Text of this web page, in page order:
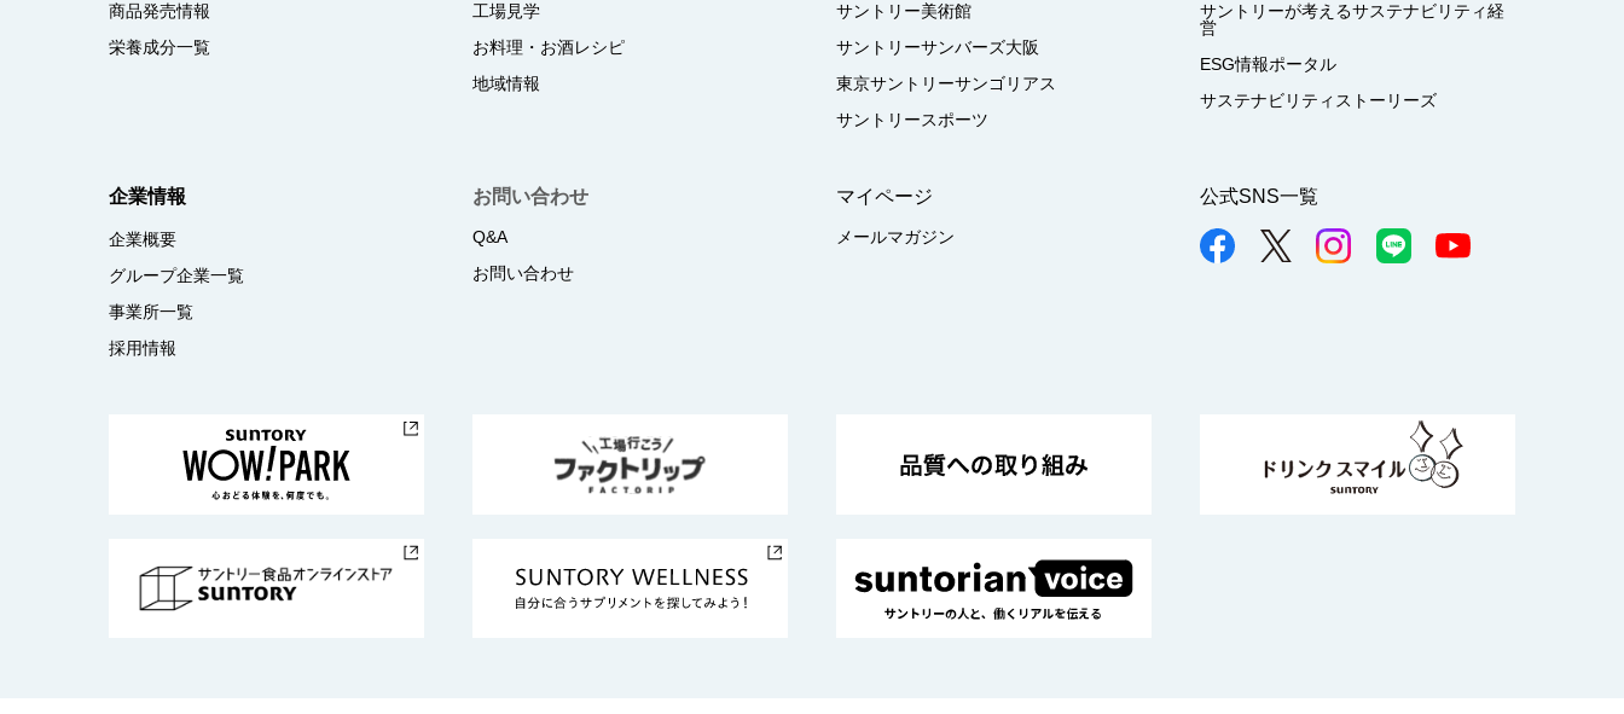
商品発売情報
栄養成分一覧
工場見学
お料理・お酒レシピ
地域情報
サントリー美術館
サントリーサンバーズ大阪
東京サントリーサンゴリアス
サントリースポーツ
サントリーが考えるサステナビリティ経
営
ESG情報ポータル
サステナビリティストーリーズ
企業情報
企業概要
グループ企業一覧
事業所一覧
採用情報
お問い合わせ
Q&A
お問い合わせ
マイページ
メールマガジン
公式SNS一覧